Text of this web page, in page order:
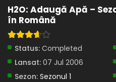
Eps 1 - Schimbarea
H2O: Adaugă Apă –
în Română
Status: Completed
Lansat: 07 Jul 2006
Sezon: Sezonul 1